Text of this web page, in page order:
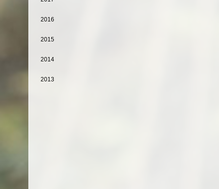
2016
2015
2014
2013